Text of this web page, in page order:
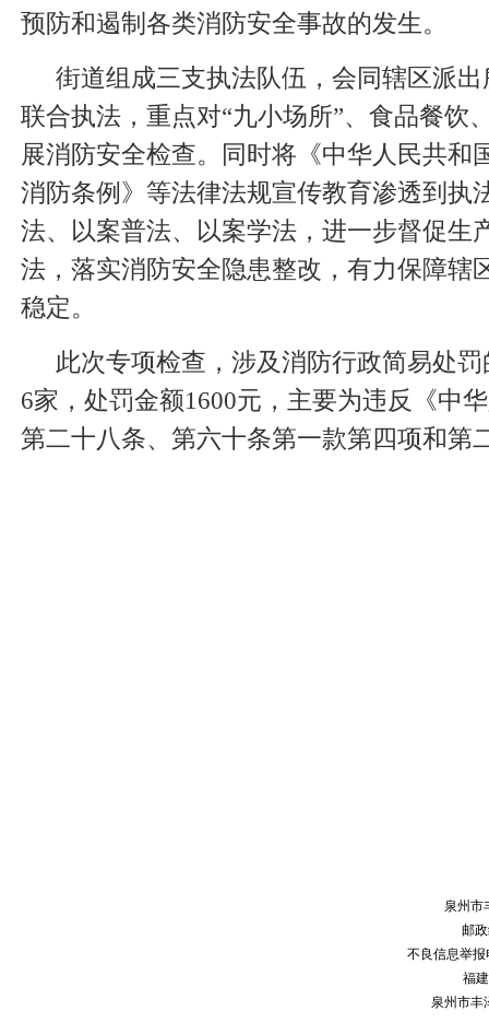
预防和遏制各类消防安全事故的发生。
街道组成三支执法队伍，会同辖区派
联合执法，重点对“九小场所”、食品餐饮
展消防安全检查。同时将《中华人民共和
消防条例》等法律法规宣传教育渗透到执
法、以案普法、以案学法，进一步督促生
法，落实消防安全隐患整改，有力保障辖
稳定。
此次专项检查，涉及消防行政简易处
6家，处罚金额1600元，主要为违反《中
第二十八条、第六十条第一款第四项和第
泉州市
邮
不良信息举报
福
泉州市丰